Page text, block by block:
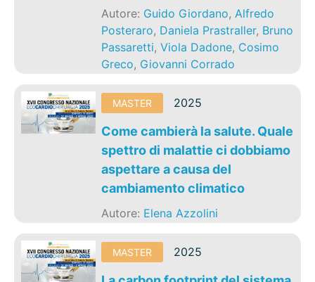
Autore: Guido Giordano,Alfredo
Posteraro, Daniela Prastraller, Bruno
Passaretti,Viola Dadone, Cosimo
Greco, Giovanni Corrado
MASTER 2025
Come cambierà la salute. Quale
spettro di malattie ci dobbiamo
aspettare a causa del
cambiamento climatico
Autore: Elena Azzolini
MASTER 2025